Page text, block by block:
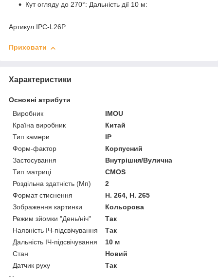
Кут огляду до 270°: Дальність дії 10 м:
Артикул IPC-L26P
Приховати
Характеристики
Основні атрибути
Виробник
IMOU
Країна виробник
Китай
Тип камери
IP
Форм-фактор
Корпусний
Застосування
Внутрішня/Вулична
Тип матриці
CMOS
Роздільна здатність (Мп)
2
Формат стиснення
H. 264, H. 265
Зображення картинки
Кольорова
Режим зйомки "День/ніч"
Так
Наявність ІЧ-підсвічування
Так
Дальність ІЧ-підсвічування
10 м
Стан
Новий
Датчик руху
Так